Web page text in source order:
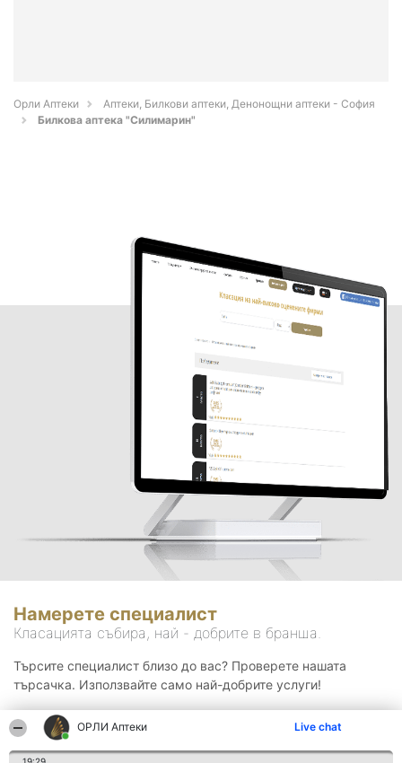
ОРЛИ Аптеки Live chat
Орли Аптеки
Аптеки, Билкови аптеки, Денонощни аптеки - София
Билкова аптека "Силимарин"
Намерете специалист
Класацията събира, най - добрите в бранша.
Търсите специалист близо до вас? Проверете нашата
търсачка. Използвайте само най-добрите услуги!